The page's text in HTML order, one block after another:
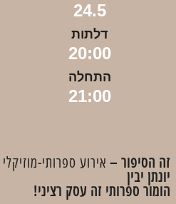
24.5
דלתות
20:00
התחלה
21:00
זה הסיפור – אירוע ספרותי-מוזיקלי
יונתן יבין
הומור ספרותי זה עסק רציני!